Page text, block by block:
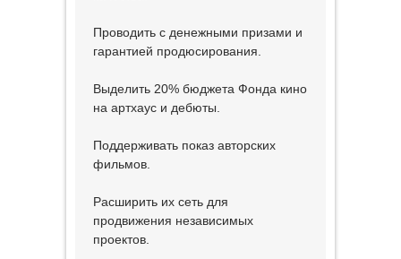
Проводить с денежными призами и
гарантией продюсирования.
Выделить 20% бюджета Фонда кино
на артхаус и дебюты.
Поддерживать показ авторских
фильмов.
Расширить их сеть для
продвижения независимых
проектов.